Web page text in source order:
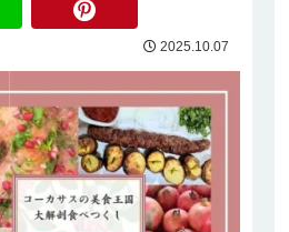
2025.10.07